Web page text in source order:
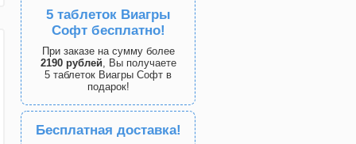
5 таблеток Виагры
Софт бесплатно!
При заказе на сумму более
2190 рублей, Вы получаете
5 таблеток Виагры Софт в
подарок!
Бесплатная доставка!